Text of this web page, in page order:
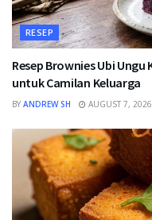
RESEP
Resep Brownies Ubi
untuk Camilan Keluarga
BY ANDREW SH AUGUST 7, 2026